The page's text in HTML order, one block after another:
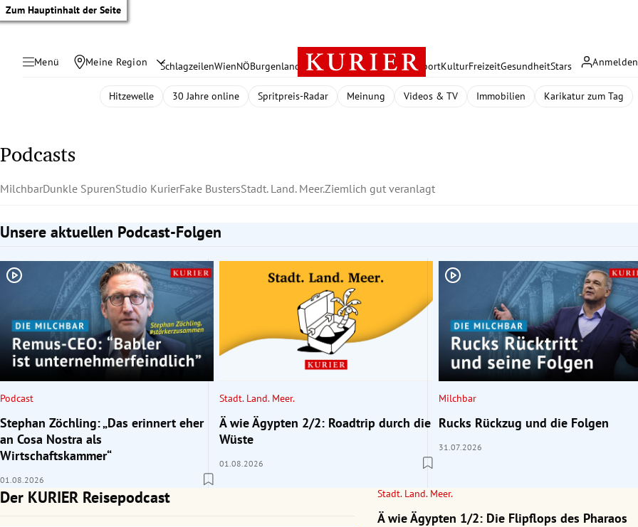
Zum Hauptinhalt der Seite
Menü Meine Region Anmelden
SchlagzeilenWienNÖBurgenland Österreich PolitikWirtschaft SportKulturFreizeitGesundheitStars
Untermenü
Untermenü
Untermenü
Untermenü
Untermenü
Untermenü
Untermenü
Hitzewelle 30 Jahre online Spritpreis-Radar Meinung Videos & TV Immobilien Karikatur zum Tag
Podcasts
MilchbarDunkle SpurenStudio KurierFake BustersStadt. Land. Meer.Ziemlich gut veranlagt
Unsere aktuellen Podcast-Folgen
Slide 1 von 2
Podcast
Stephan Zöchling: „Das erinnert eher
an Cosa Nostra als
Wirtschaftskammer“
01.08.2026
Stadt. Land. Meer.
Ä wie Ägypten 2/2: Roadtrip durch die
Wüste
01.08.2026
Milchbar
Rucks Rückzug und die Folgen
31.07.2026
Der KURIER Reisepodcast Stadt. Land. Meer.
Ä wie Ägypten 1/2: Die Flipflops des Pharaos